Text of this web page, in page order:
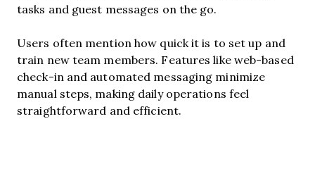
tasks and guest messages on the go.
Users often mention how quick it is to set up and
train new team members. Features like web-based
check-in and automated messaging minimize
manual steps, making daily operations feel
straightforward and efficient.